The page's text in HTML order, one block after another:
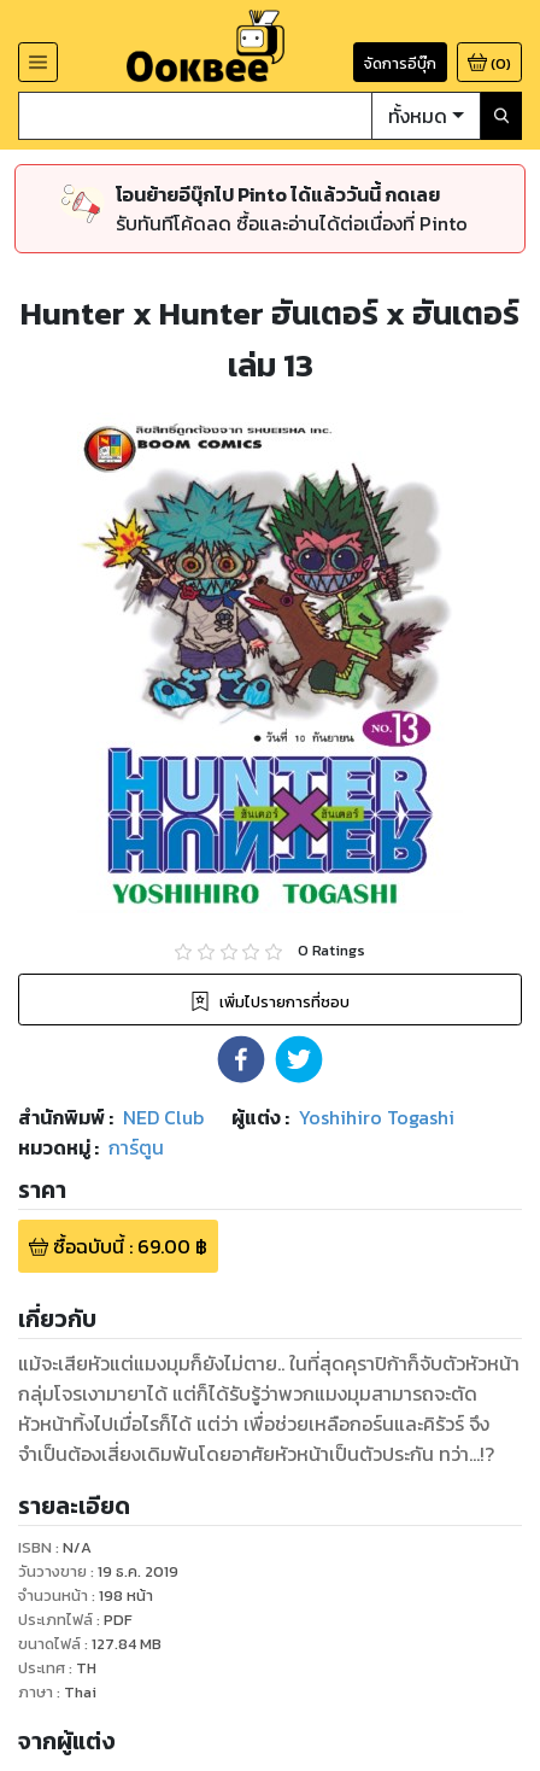
จัดการอีบุ๊ก (0)
ทั้งหมด
โอนย้ายอีบุ๊กไป Pinto ได้แล้ววันนี้ กดเลย
รับทันทีโค้ดลด ซื้อและอ่านได้ต่อเนื่องที่ Pinto
Hunter x Hunter ฮันเตอร์ x ฮันเตอร์
เล่ม 13
0 Ratings
เพิ่มไปรายการที่ชอบ
สำนักพิมพ์: NED Club ผู้แต่ง : Yoshihiro Togashi
หมวดหมู่: การ์ตูน
ราคา
ซื้อฉบับนี้: 69.00 ฿
เกี่ยวกับ
แม้จะเสียหัวแต่แมงมุมก็ยังไม่ตาย.. ในที่สุดคุราปิก้าก็จับตัวหัวหน้า
กลุ่มโจรเงามายาได้ แต่ก็ได้รับรู้ว่าพวกแมงมุมสามารถจะตัด
หัวหน้าทิ้งไปเมื่อไรก็ได้ แต่ว่า เพื่อช่วยเหลือกอร์นและคิรัวร์ จึง
จำเป็นต้องเสี่ยงเดิมพันโดยอาศัยหัวหน้าเป็นตัวประกัน ทว่า…!?
รายละเอียด
ISBN : N/A
วันวางขาย : 19 ธ.ค. 2019
จำนวนหน้า : 198 หน้า
ประเภทไฟล์: PDF
ขนาดไฟล์: 127.84MB
ประเทศ: TH
ภาษา : Thai
จากผู้แต่ง